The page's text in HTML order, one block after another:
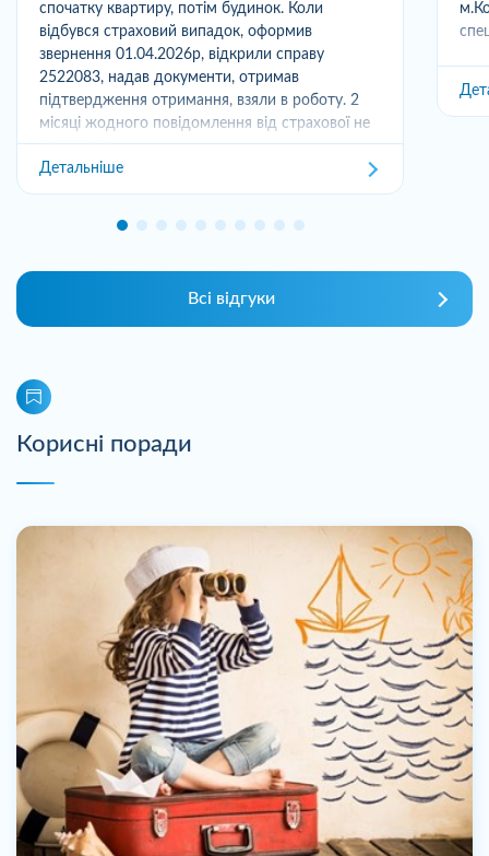
спочатку квартиру, потім будинок. Коли
відбувся страховий випадок, оформив
звернення 01.04.2026р, відкрили справу
2522083, надав документи, отримав
підтвердження отримання, взяли в роботу. 2
місяці жодного повідомлення від страхової не
отримував,...
Детальніше
Всі відгуки
Корисні поради